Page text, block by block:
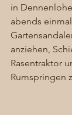
in
abends
anziehen,
Rasentraktor
Rumspringen